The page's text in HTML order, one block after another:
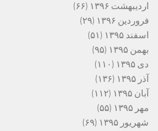
اردیبهشت ۱۳۹۶
(۶۶)
فروردین ۱۳۹۶
(۲۹)
اسفند ۱۳۹۵
(۵۱)
بهمن ۱۳۹۵
(۹۵)
دی ۱۳۹۵
(۱۱۰)
آذر ۱۳۹۵
(۱۳۶)
آبان ۱۳۹۵
(۱۱۲)
مهر ۱۳۹۵
(۵۵)
شهریور ۱۳۹۵
(۶۹)